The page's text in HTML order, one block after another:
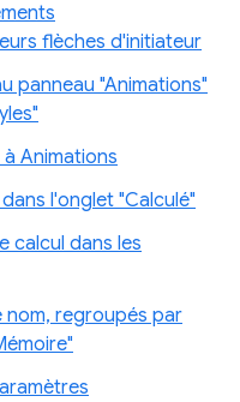
flèches d'initiateur
panneau "Animations"
à Animations
l'onglet "Calculé"
calcul dans les
nom, regroupés par